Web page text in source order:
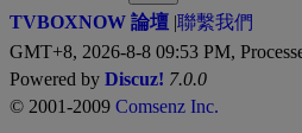
TVBOXNOW 論壇 |聯繫我們
GMT+8, 2026-8-8 09:53 PM,
Powered by Discuz! 7.0.0
© 2001-2009 Comsenz Inc.